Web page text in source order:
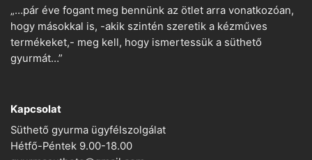
„…pár éve fogant meg bennünk az ötlet arra vonatkozóan,
hogy másokkal is, -akik szintén szeretik a kézműves
termékeket,- meg kell, hogy ismertessük a süthető
gyurmát…”
Kapcsolat
Süthető gyurma ügyfélszolgálat
Hétfő-Péntek 9.00-18.00